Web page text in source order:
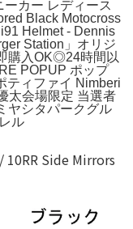
カー レディース
Black Motocross
Helmet - Dennis
Station」オリジ
購入OK◎24時間以
POPUP ポップ
ティファイ Nimberi
太会場限定 当選者
ヤシタパークグル
ル